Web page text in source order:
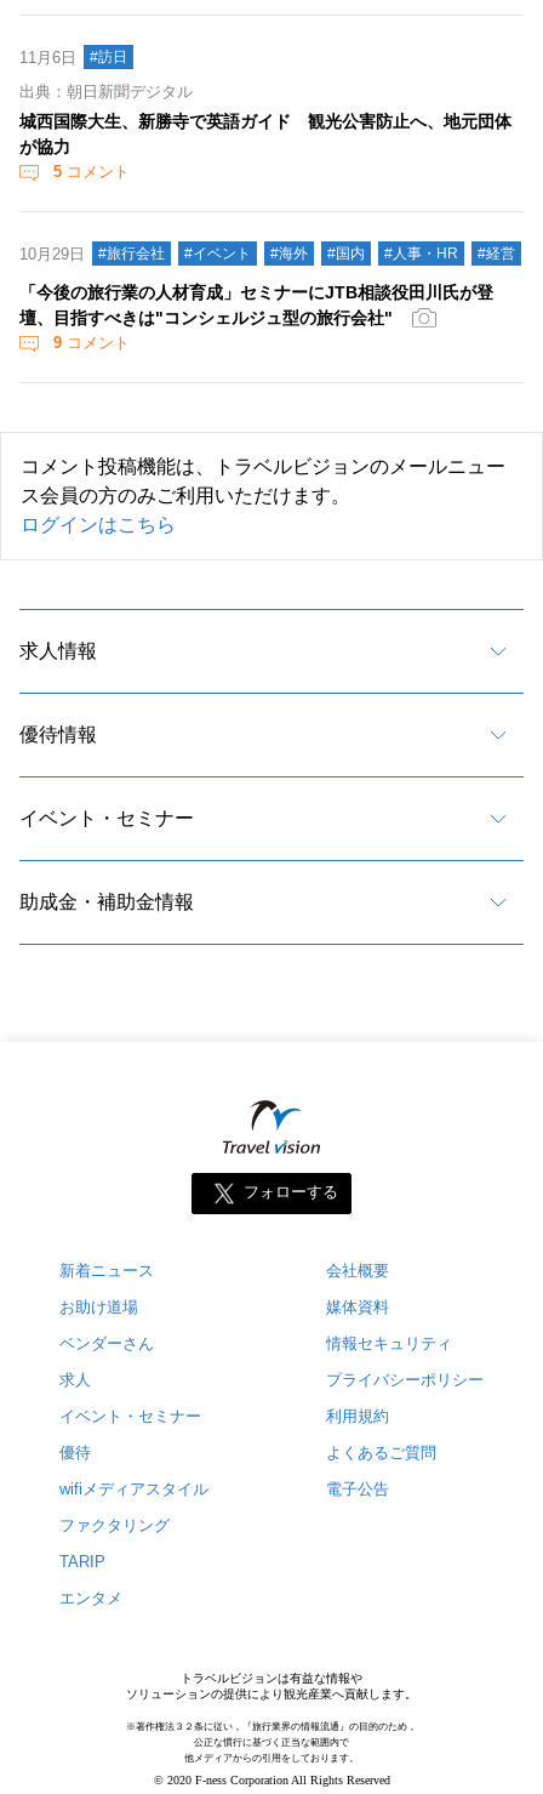
11月6日 #訪日
出典：朝日新聞デジタル
城西国際大生、新勝寺で英語ガイド 観光公害防止へ、地元団体
が協力
5 コメント
10月29日 #旅行会社 #イベント #海外 #国内 #人事・HR #経営
「今後の旅行業の人材育成」セミナーにJTB相談役田川氏が登
壇、目指すべきは"コンシェルジュ型の旅行会社"
9 コメント
コメント投稿機能は、トラベルビジョンのメールニュー
ス会員の方のみご利用いただけます。
ログインはこちら
求人情報
優待情報
イベント・セミナー
助成金・補助金情報
フォローする
新着ニュース
お助け道場
ベンダーさん
求人
イベント・セミナー
優待
wifiメディアスタイル
ファクタリング
TARIP
エンタメ
会社概要
媒体資料
情報セキュリティ
プライバシーポリシー
利用規約
よくあるご質問
電子公告
トラベルビジョンは有益な情報や
ソリューションの提供により観光産業へ貢献します。
※著作権法３２条に従い，『旅行業界の情報流通』の目的のため，
公正な慣行に基づく正当な範囲内で
他メディアからの引用をしております。
© 2020 F-ness Corporation All Rights Reserved